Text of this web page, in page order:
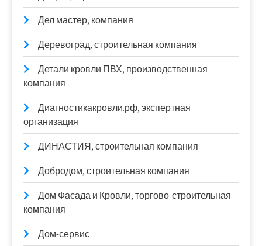
Дел мастер, компания
Деревоград, строительная компания
Детали кровли ПВХ, производственная
компания
Диагностикакровли.рф, экспертная
организация
ДИНАСТИЯ, строительная компания
Добродом, строительная компания
Дом Фасада и Кровли, торгово-строительная
компания
Дом-сервис